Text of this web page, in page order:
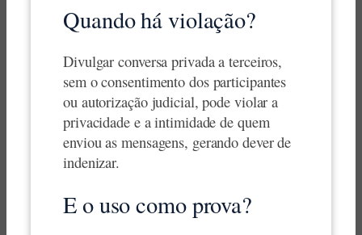
Quando há violação?
Divulgar conversa privada a terceiros,
sem o consentimento dos participantes
ou autorização judicial, pode violar a
privacidade e a intimidade de quem
enviou as mensagens, gerando dever de
indenizar.
E o uso como prova?